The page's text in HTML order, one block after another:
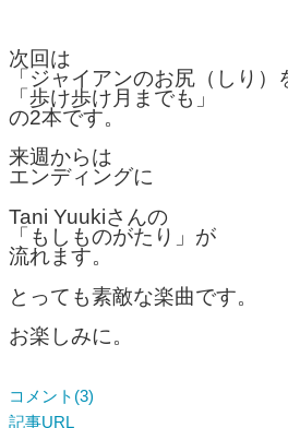
次回は
「ジャイアンのお尻（しり）
「歩け歩け月までも」
の2本です。
来週からは
エンディングに
Tani Yuukiさんの
「もしものがたり」が
流れます。
とっても素敵な楽曲です。
お楽しみに。
コメント(3)
記事URL